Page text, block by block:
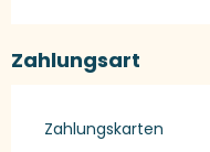
Zahlungsart
Zahlungskarten